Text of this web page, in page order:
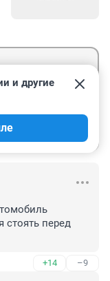
и другие
стоять перед
+14 –9